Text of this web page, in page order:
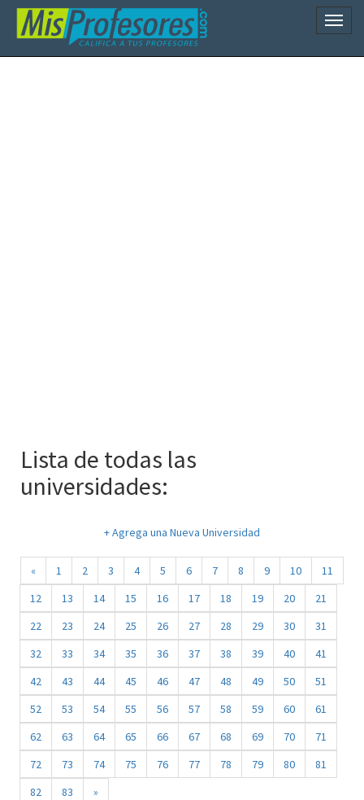
Lista de todas las
universidades:
+ Agrega una Nueva Universidad
« 1 2 3 4 5 6 7 8 9 10
11
12
13 14 15 16 17 18 19 20
21
22
23 24 25 26 27 28 29 30
31
32
33 34 35 36 37 38 39 40
41
42
43 44 45 46 47 48 49 50
51
52
53 54 55 56 57 58 59 60
61
62
63 64 65 66 67 68 69 70
71
72
73 74 75 76 77 78 79 80
81
82
83 »